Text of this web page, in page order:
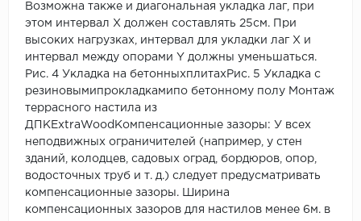
Возможна также и диагональная укладка лаг, при
этом интервал Х должен составлять 25см. При
высоких нагрузках, интервал для укладки лаг Х и
интервал между опорами Y должны уменьшаться.
Рис. 4 Укладка на бетонныхплитахРис. 5 Укладка с
резиновымипрокладкамипо бетонному полу Монтаж
террасного настила из
ДПКExtraWoodКомпенсационные зазоры: У всех
неподвижных ограничителей (например, у стен
зданий, колодцев, садовых оград, бордюров, опор,
водосточных труб и т. д.) следует предусматривать
компенсационные зазоры. Ширина
компенсационных зазоров для настилов менее 6м. в